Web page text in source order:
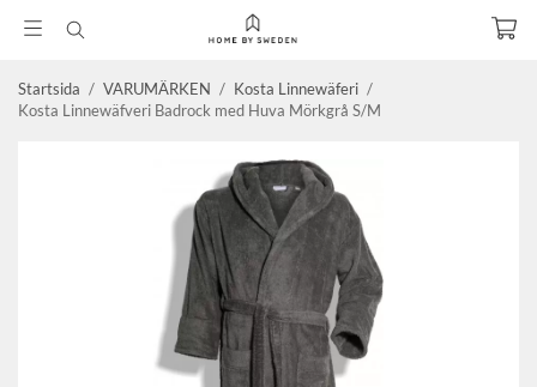
Startsida / VARUMÄRKEN / Kosta Linnewäferi /
Kosta Linnewäfveri Badrock med Huva Mörkgrå S/M